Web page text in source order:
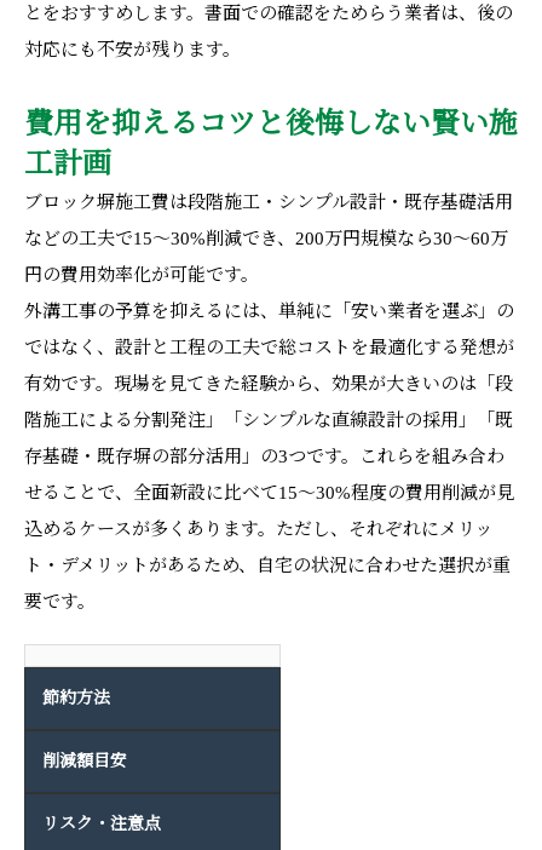
とをおすすめします。書面での確認をためらう業者は、後の
対応にも不安が残ります。
費用を抑えるコツと後悔しない賢い施
工計画
ブロック塀施工費は段階施工・シンプル設計・既存基礎活用
などの工夫で15〜30%削減でき、200万円規模なら30〜60万
円の費用効率化が可能です。
外溝工事の予算を抑えるには、単純に「安い業者を選ぶ」の
ではなく、設計と工程の工夫で総コストを最適化する発想が
有効です。現場を見てきた経験から、効果が大きいのは「段
階施工による分割発注」「シンプルな直線設計の採用」「既
存基礎・既存塀の部分活用」の3つです。これらを組み合わ
せることで、全面新設に比べて15〜30%程度の費用削減が見
込めるケースが多くあります。ただし、それぞれにメリッ
ト・デメリットがあるため、自宅の状況に合わせた選択が重
要です。
節約方法
削減額目安
リスク・注意点